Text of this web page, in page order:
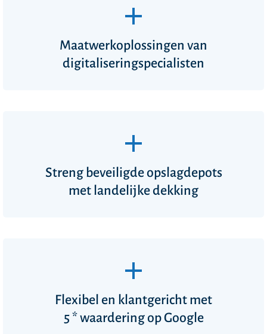
Maatwerkoplossingen van
digitaliseringspecialisten
Streng beveiligde opslagdepots
met landelijke dekking
Flexibel en klantgericht met
5 * waarderingop Google